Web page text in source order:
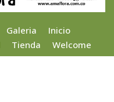
Galeria
Inicio
Tienda Welcome